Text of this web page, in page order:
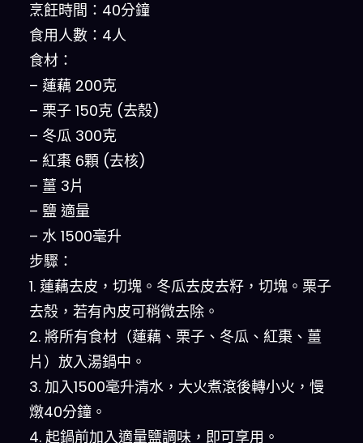
烹飪時間：40分鐘
食用人數：4人
食材：
– 蓮藕 200克
– 栗子 150克 (去殼)
– 冬瓜 300克
– 紅棗 6顆 (去核)
– 薑 3片
– 鹽 適量
– 水 1500毫升
步驟：
1. 蓮藕去皮，切塊。冬瓜去皮去籽，切塊。栗子
去殼，若有內皮可稍微去除。
2. 將所有食材（蓮藕、栗子、冬瓜、紅棗、薑
片）放入湯鍋中。
3. 加入1500毫升清水，大火煮滾後轉小火，慢
燉40分鐘。
4. 起鍋前加入適量鹽調味，即可享用。